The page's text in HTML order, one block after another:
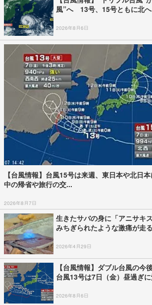
風”へ 13号、15号ともに北
2026年8月6日
【台風情報】台風15号は来週、東日本や北日
中の帰省や旅行の交...
2026年8月7日
生きたサバの身に「アニサ
みちぎられたような激痛が走
2026年4月29日
【台風情報】ダブル台風の今
台風13号は7日（金）昼過ぎ
2026年8月6日